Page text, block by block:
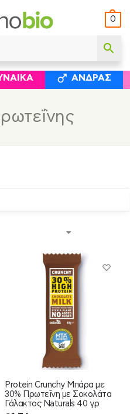
0
ΧΡΙΣΤΙΝΆΚΗ ΕΠΙΚΟΙΝΩΝΊΑ
ΦΥΣΙΚΆ
ΆΝΔΡΑΣ
Protein Crunchy Μπάρα με
30% Πρωτεΐνη με Σοκολάτα
Γάλακτος Naturals 40 γρ